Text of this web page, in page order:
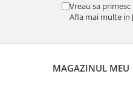
Vreau sa
Afla mai multe in
MAGAZINUL MEU